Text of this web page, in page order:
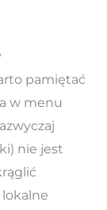
pamiętać
w menu
nie jest